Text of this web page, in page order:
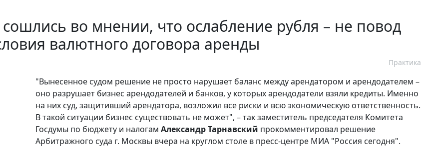
во мнении, что ослабление рубля – не повод
валютного договора аренды
Практика
"Вынесенное судом решение не просто нарушает баланс между арендатором и арендодателем –
оно разрушает бизнес арендодателей и банков, у которых арендодатели взяли кредиты. Именно
на них суд, защитивший арендатора, возложил все риски и всю экономическую ответственность.
В такой ситуации бизнес существовать не может", – так заместитель председателя Комитета
Госдумы по бюджету и налогам Александр Тарнавский прокомментировал решение
Арбитражного суда г. Москвы вчера на круглом столе в пресс-центре МИА "Россия сегодня".